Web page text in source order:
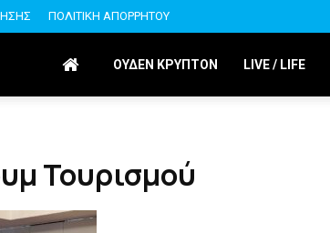
ΠΟΛΙΤΙΚΗ ΑΠΟΡΡΗΤΟΥ
ΟΥΔΕΝ ΚΡΥΠΤΟΝ LIVE / LIFE
Τουρισμού